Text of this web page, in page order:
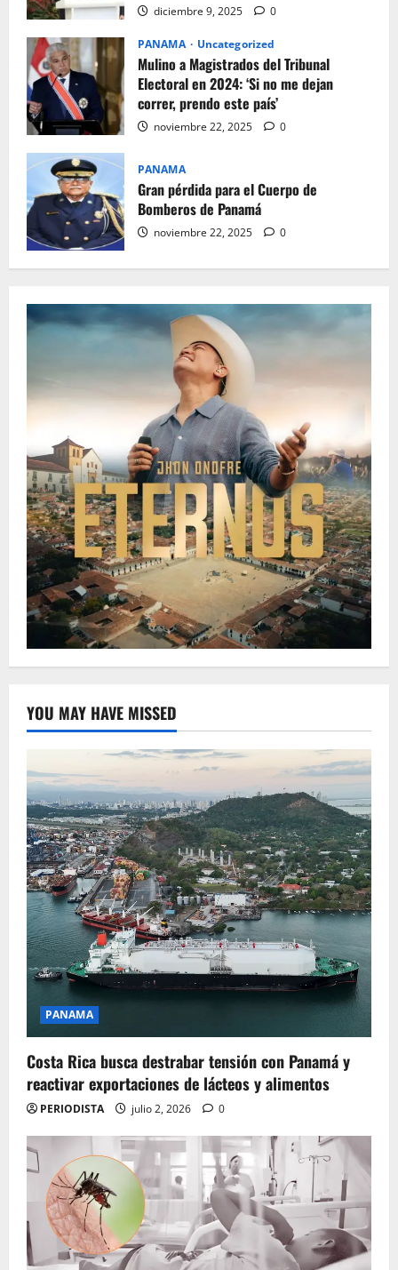
diciembre 9, 2025 0
PANAMA Uncategorized
Mulino a Magistrados del Tribunal
Electoral en 2024: ‘Si no me dejan
correr, prendo este país’
noviembre 22, 2025 0
PANAMA
Gran pérdida para el Cuerpo de
Bomberos de Panamá
noviembre 22, 2025 0
YOU MAY HAVE MISSED
PANAMA
Costa Rica busca destrabar tensión con Panamá y
reactivar exportaciones de lácteos y alimentos
PERIODISTA julio 2, 2026 0